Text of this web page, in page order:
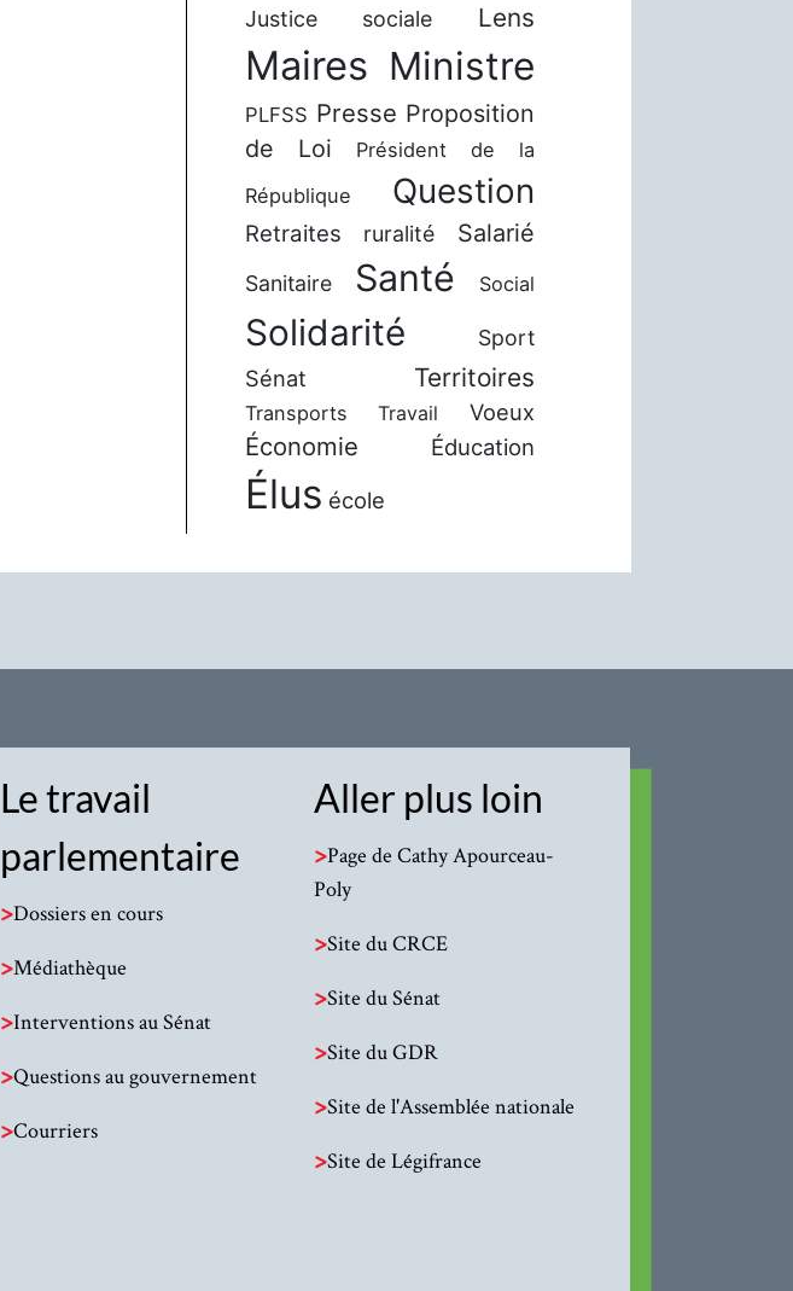
Justice sociale Lens
Maires Ministre
PLFSS Presse Proposition
de Loi
Président de la
République
Question
Retraites ruralité Salarié
Sanitaire Santé Social
Solidarité Sport
Sénat Territoires
Transports Travail Voeux
Économie Éducation
Élus école
Le travail
parlementaire
>Dossiers en cours
>Médiathèque
>Interventions au Sénat
>Questions au gouvernement
>Courriers
Aller plus loin
>Page de Cathy Apourceau-
Poly
>Site du CRCE
>Site du Sénat
>Site du GDR
>Site de l'Assemblée nationale
>Site de Légifrance